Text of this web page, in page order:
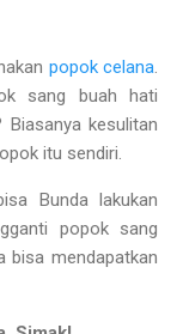
popok celana
sang buah hati
Biasanya kesulitan
itu sendiri.
Bunda lakukan
popok sang
bisa mendapatkan